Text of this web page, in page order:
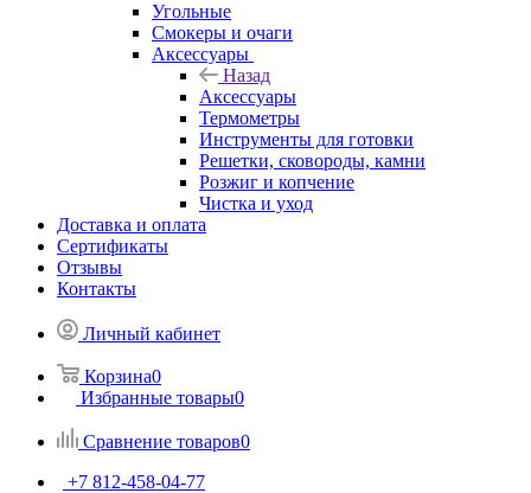
Угольные
Смокеры и очаги
Аксессуары
Назад
Аксессуары
Термометры
Инструменты для готовки
Решетки, сковороды, камни
Розжиг и копчение
Чистка и уход
Доставка и оплата
Сертификаты
Отзывы
Контакты
Личный кабинет
Корзина0
Избранные товары0
Сравнение товаров0
+7 812-458-04-77